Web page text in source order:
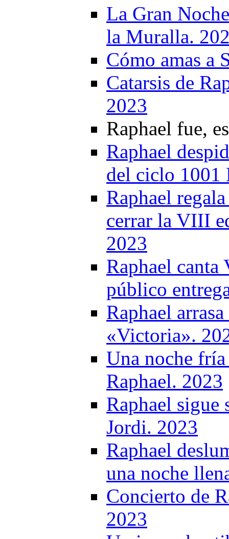
La Gran
la Muralla.
Cómo amas a
Catarsis de
2023
Raphael fue,
Raphael
del ciclo 1001
Raphael
cerrar la VIII
2023
Raphael canta
público
Raphael
«Victoria».
Una noche
Raphael. 2023
Raphael sigue
Jordi. 2023
Raphael
una noche
Concierto de
2023